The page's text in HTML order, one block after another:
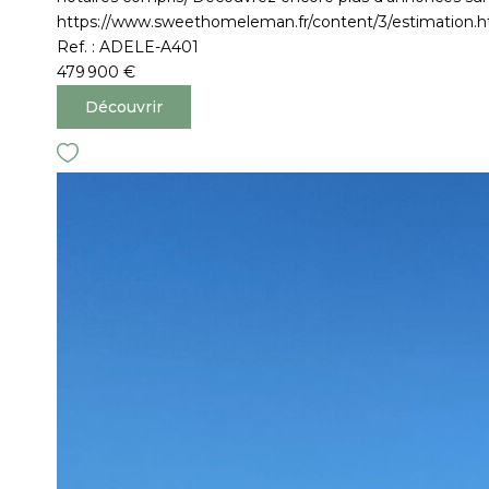
https://www.sweethomeleman.fr/content/3/
Ref. : ADELE-A401
479 900 €
Découvrir